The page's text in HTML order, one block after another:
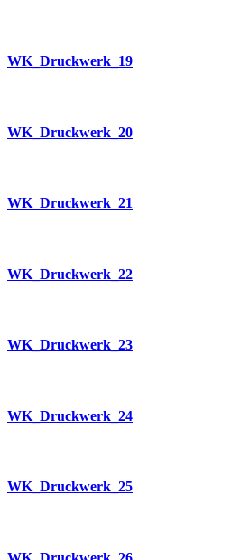
WK_Druckwerk_19
WK_Druckwerk_20
WK_Druckwerk_21
WK_Druckwerk_22
WK_Druckwerk_23
WK_Druckwerk_24
WK_Druckwerk_25